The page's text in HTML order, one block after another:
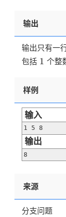
输出
输出只有一
包括 1
1 个整
样例
输入
1 5 8
输出
8
来源
分支问题